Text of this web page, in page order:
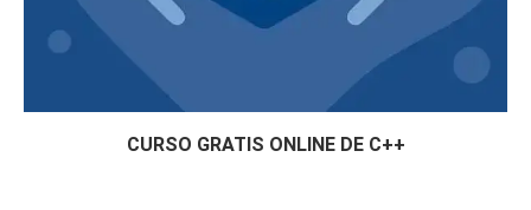
CURSO GRATIS ONLINE DE C++